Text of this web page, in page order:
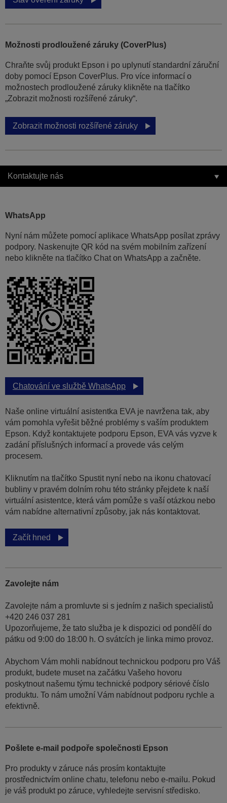
Možnosti prodloužené záruky (CoverPlus)
Chraňte svůj produkt Epson i po uplynutí standardní záruční
doby pomocí Epson CoverPlus. Pro více informací o
možnostech prodloužené záruky klikněte na tlačítko
„Zobrazit možnosti rozšířené záruky“.
Zobrazit možnosti rozšířené záruky
Kontaktujte nás
WhatsApp
Nyní nám můžete pomocí aplikace WhatsApp posílat zprávy
podpory. Naskenujte QR kód na svém mobilním zařízení
nebo klikněte na tlačítko Chat on WhatsApp a začněte.
Chatování ve službě WhatsApp
Naše online virtuální asistentka EVA je navržena tak, aby
vám pomohla vyřešit běžné problémy s vaším produktem
Epson. Když kontaktujete podporu Epson, EVA vás vyzve k
zadání příslušných informací a provede vás celým
procesem.
Kliknutím na tlačítko Spustit nyní nebo na ikonu chatovací
bubliny v pravém dolním rohu této stránky přejdete k naší
virtuální asistentce, která vám pomůže s vaší otázkou nebo
vám nabídne alternativní způsoby, jak nás kontaktovat.
Začít hned
Zavolejte nám
Zavolejte nám a promluvte si s jedním z našich specialistů
+420 246 037 281
Upozorňujeme, že tato služba je k dispozici od pondělí do
pátku od 9:00 do 18:00 h. O svátcích je linka mimo provoz.
Abychom Vám mohli nabídnout technickou podporu pro Váš
produkt, budete muset na začátku Vašeho hovoru
poskytnout našemu týmu technické podpory sériové číslo
produktu. To nám umožní Vám nabídnout podporu rychle a
efektivně.
Pošlete e-mail podpoře společnosti Epson
Pro produkty v záruce nás prosím kontaktujte
prostřednictvím online chatu, telefonu nebo e-mailu. Pokud
je váš produkt po záruce, vyhledejte servisní středisko.